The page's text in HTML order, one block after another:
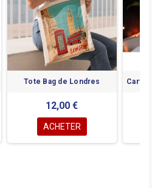
Tote Bag de Londres
12,00 €
ACHETER
Carte